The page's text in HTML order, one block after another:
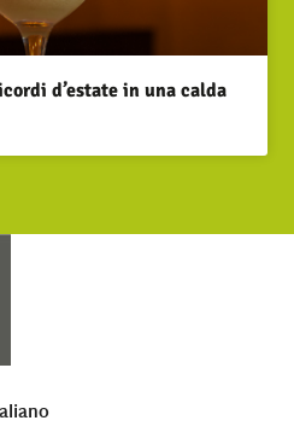
d’estate in una calda